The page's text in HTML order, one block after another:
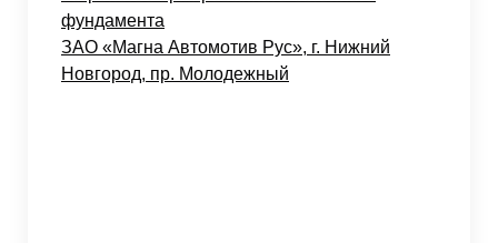
фундамента
ЗАО «Магна Автомотив Рус», г. Нижний
Новгород, пр. Молодежный